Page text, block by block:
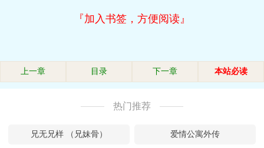
『加入书签，方便阅读』
上一章 目录 下一章 本站必读
热门推荐
兄无兄样 （兄妹骨） 爱情公寓外传